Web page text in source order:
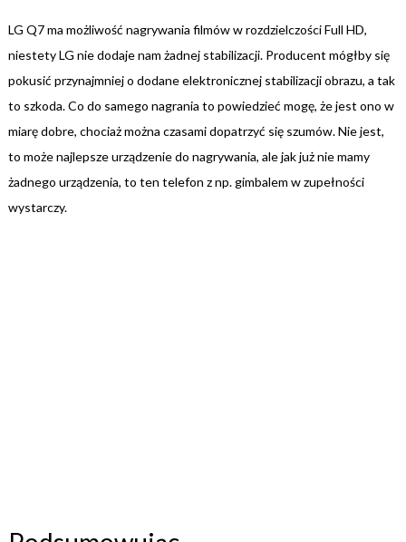
LG Q7 ma możliwość nagrywania filmów w rozdzielczości Full HD,
niestety LG nie dodaje nam żadnej stabilizacji. Producent mógłby się
pokusić przynajmniej o dodane elektronicznej stabilizacji obrazu, a tak
to szkoda. Co do samego nagrania to powiedzieć mogę, że jest ono w
miarę dobre, chociaż można czasami dopatrzyć się szumów. Nie jest,
to może najlepsze urządzenie do nagrywania, ale jak już nie mamy
żadnego urządzenia, to ten telefon z np. gimbalem w zupełności
wystarczy.